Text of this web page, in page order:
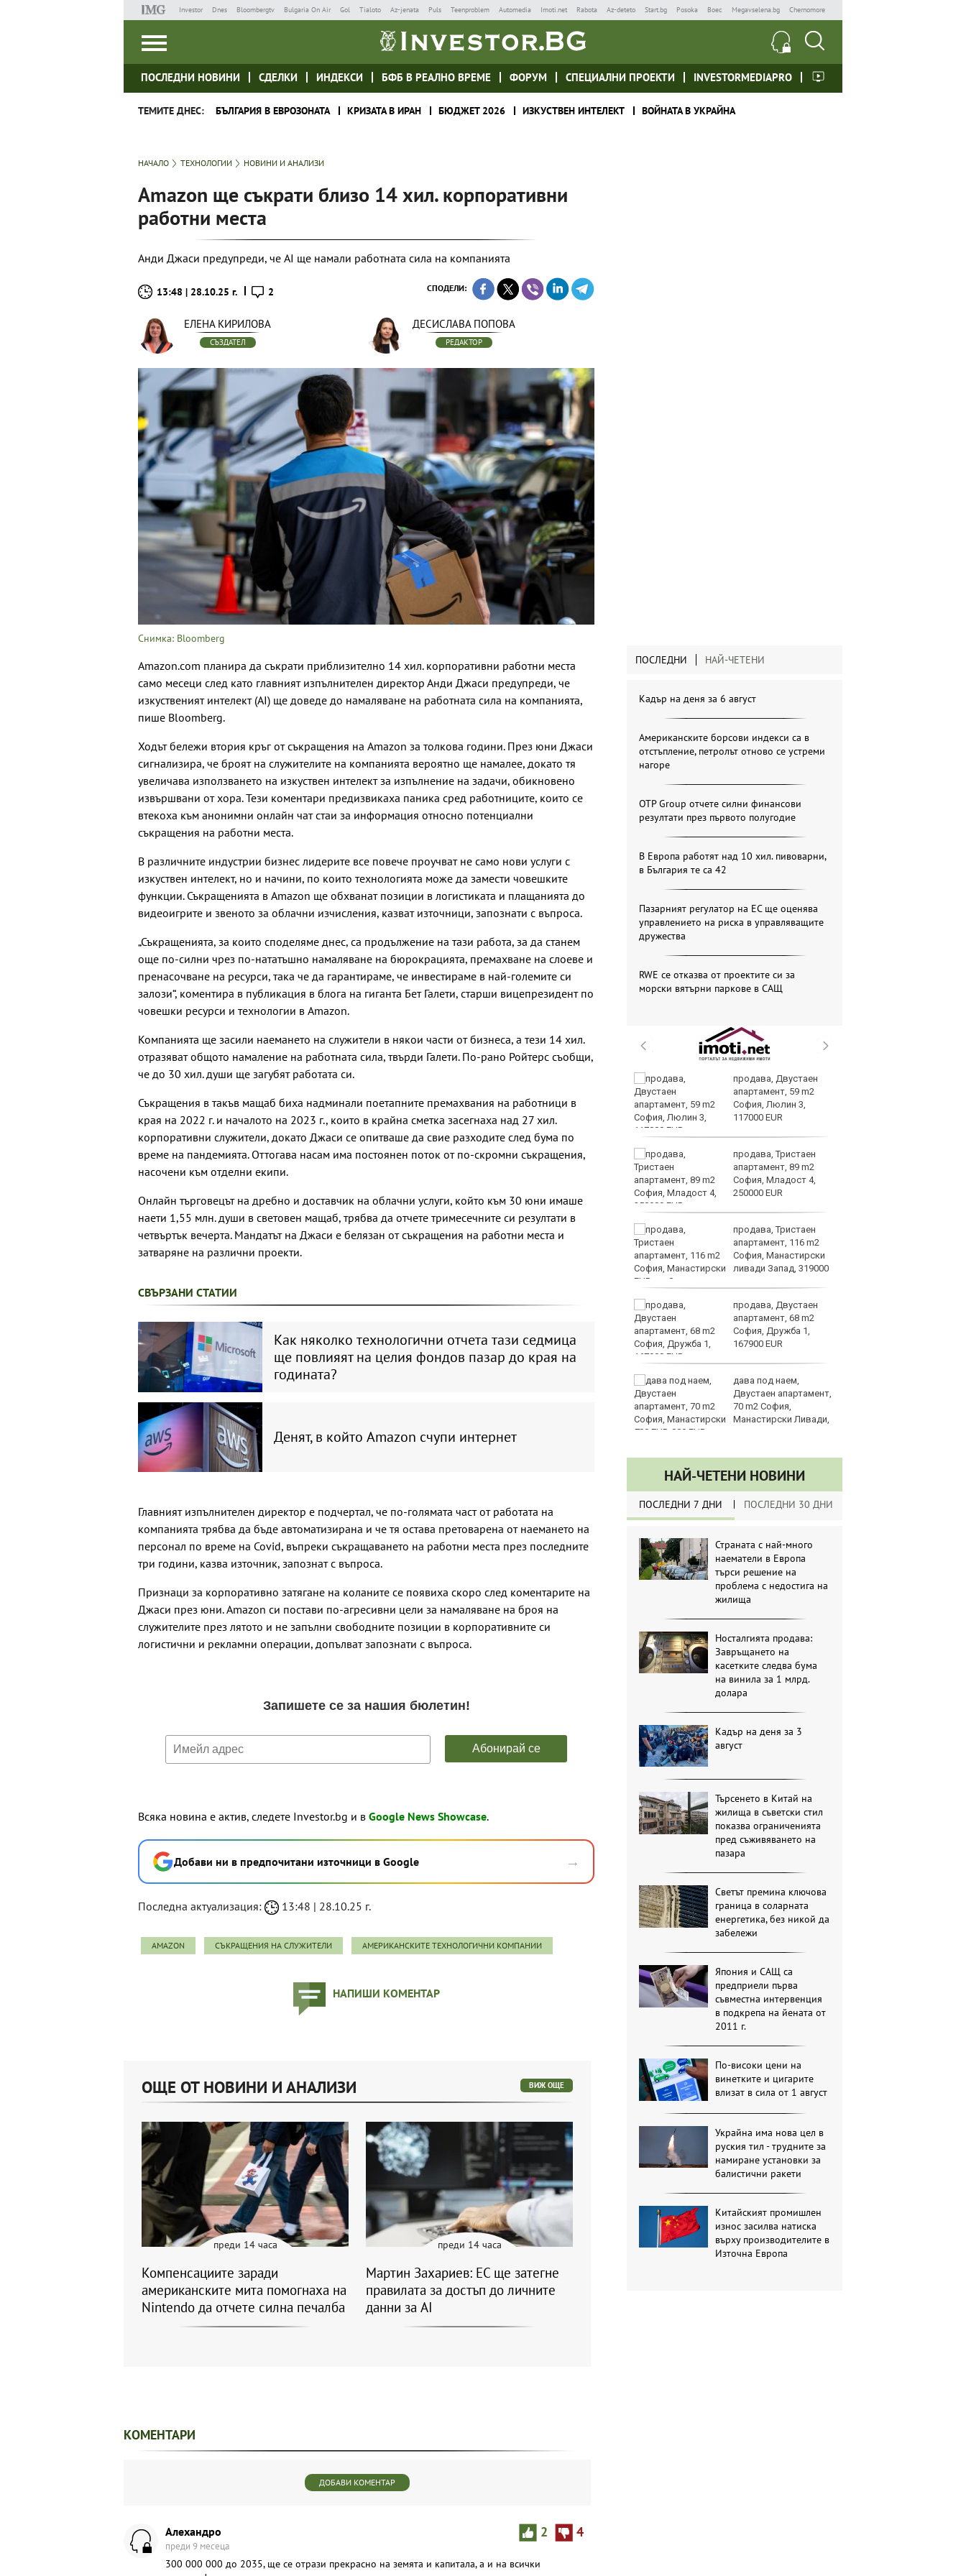
Investor Dnes Bloombergtv Bulgaria On Air Gol Tialoto Az-jenata Puls Teenproblem Automedia Imoti.net Rabota Az-deteto Start.bg Posoka Boec Megavselena.bg Chernomore
ПОСЛЕДНИ НОВИНИ СДЕЛКИ ИНДЕКСИ БФБ В РЕАЛНО ВРЕМЕ ФОРУМ СПЕЦИАЛНИ ПРОЕКТИ INVESTORMEDIAPRO
ТЕМИТЕ ДНЕС: БЪЛГАРИЯ В ЕВРОЗОНАТА КРИЗАТА В ИРАН БЮДЖЕТ 2026 ИЗКУСТВЕН ИНТЕЛЕКТ ВОЙНАТА В УКРАЙНА
НАЧАЛО ТЕХНОЛОГИИ НОВИНИ И АНАЛИЗИ
Amazon ще съкрати близо 14 хил. корпоративни
работни места
Анди Джаси предупреди, че AI ще намали работната сила на компанията
13:48 | 28.10.25 г. 2 СПОДЕЛИ:
ЕЛЕНА КИРИЛОВА
СЪЗДАТЕЛ
ДЕСИСЛАВА ПОПОВА
РЕДАКТОР
Снимка: Bloomberg
Amazon.com планира да съкрати приблизително 14 хил. корпоративни работни места
само месеци след като главният изпълнителен директор Анди Джаси предупреди, че
изкуственият интелект (AI) ще доведе до намаляване на работната сила на компанията,
пише Bloomberg.
Ходът бележи втория кръг от съкращения на Amazon за толкова години. През юни Джаси
сигнализира, че броят на служителите на компанията вероятно ще намалее, докато тя
увеличава използването на изкуствен интелект за изпълнение на задачи, обикновено
извършвани от хора. Тези коментари предизвикаха паника сред работниците, които се
втекоха към анонимни онлайн чат стаи за информация относно потенциални
съкращения на работни места.
В различните индустрии бизнес лидерите все повече проучват не само нови услуги с
изкуствен интелект, но и начини, по които технологията може да замести човешките
функции. Съкращенията в Amazon ще обхванат позиции в логистиката и плащанията до
видеоигрите и звеното за облачни изчисления, казват източници, запознати с въпроса.
„Съкращенията, за които споделяме днес, са продължение на тази работа, за да станем
още по-силни чрез по-нататъшно намаляване на бюрокрацията, премахване на слоеве и
пренасочване на ресурси, така че да гарантираме, че инвестираме в най-големите си
залози“, коментира в публикация в блога на гиганта Бет Галети, старши вицепрезидент по
човешки ресурси и технологии в Amazon.
Компанията ще засили наемането на служители в някои части от бизнеса, а тези 14 хил.
отразяват общото намаление на работната сила, твърди Галети. По-рано Ройтерс съобщи,
че до 30 хил. души ще загубят работата си.
Съкращения в такъв мащаб биха надминали поетапните премахвания на работници в
края на 2022 г. и началото на 2023 г., които в крайна сметка засегнаха над 27 хил.
корпоративни служители, докато Джаси се опитваше да свие разходите след бума по
време на пандемията. Оттогава насам има постоянен поток от по-скромни съкращения,
насочени към отделни екипи.
Онлайн търговецът на дребно и доставчик на облачни услуги, който към 30 юни имаше
наети 1,55 млн. души в световен мащаб, трябва да отчете тримесечните си резултати в
четвъртък вечерта. Мандатът на Джаси е белязан от съкращения на работни места и
затваряне на различни проекти.
СВЪРЗАНИ СТАТИИ
Как няколко технологични отчета тази седмица
ще повлияят на целия фондов пазар до края на
годината?
Денят, в който Amazon счупи интернет
Главният изпълнителен директор е подчертал, че по-голямата част от работата на
компанията трябва да бъде автоматизирана и че тя остава претоварена от наемането на
персонал по време на Covid, въпреки съкращаването на работни места през последните
три години, казва източник, запознат с въпроса.
Признаци за корпоративно затягане на коланите се появиха скоро след коментарите на
Джаси през юни. Amazon си постави по-агресивни цели за намаляване на броя на
служителите през лятото и не запълни свободните позиции в корпоративните си
логистични и рекламни операции, допълват запознати с въпроса.
Всяка новина е актив, следете Investor.bg и в Google News Showcase.
Добави ни в предпочитани източници в Google →
Последна актуализация: 13:48 | 28.10.25 г.
AMAZON СЪКРАЩЕНИЯ НА СЛУЖИТЕЛИ АМЕРИКАНСКИТЕ ТЕХНОЛОГИЧНИ КОМПАНИИ
НАПИШИ КОМЕНТАР
ПОСЛЕДНИ НАЙ-ЧЕТЕНИ
Кадър на деня за 6 август
Американските борсови индекси са в
отстъпление, петролът отново се устреми
нагоре
OTP Group отчете силни финансови
резултати през първото полугодие
В Европа работят над 10 хил. пивоварни,
в България те са 42
Пазарният регулатор на ЕС ще оценява
управлението на риска в управляващите
дружества
RWE се отказва от проектите си за
морски вятърни паркове в САЩ
(Мадрид)
ЦСКА удари с 3:0
голямо име в
Златото стигна до
продава, Двустаен
апартамент, 59 m2
София, Люлин 3,
117000 EUR
продава, Тристаен
апартамент, 89 m2
София, Младост 4,
250000 EUR
продава, Тристаен
апартамент, 116 m2
София, Манастирски
ливади Запад, 319000
EUR
продава, Двустаен
апартамент, 68 m2
София, Дружба 1,
167900 EUR
дава под наем,
Двустаен апартамент,
70 m2 София,
Манастирски Ливади,
800 EUR
НАЙ-ЧЕТЕНИ НОВИНИ
ПОСЛЕДНИ 7 ДНИ ПОСЛЕДНИ 30 ДНИ
Страната с най-много
наематели в Европа
търси решение на
проблема с недостига на
жилища
Носталгията продава:
Завръщането на
касетките следва бума
на винила за 1 млрд.
долара
Кадър на деня за 3
август
Търсенето в Китай на
жилища в съветски стил
показва ограниченията
пред съживяването на
пазара
Светът премина ключова
граница в соларната
енергетика, без никой да
забележи
Япония и САЩ са
предприели първа
съвместна интервенция
в подкрепа на йената от
2011 г.
По-високи цени на
винетките и цигарите
влизат в сила от 1 август
Украйна има нова цел в
руския тил - трудните за
намиране установки за
балистични ракети
Китайският промишлен
износ засилва натиска
върху производителите в
Източна Европа
ОЩЕ ОТ НОВИНИ И АНАЛИЗИ ВИЖ ОЩЕ
преди 14 часа
Компенсациите заради
американските мита помогнаха на
Nintendo да отчете силна печалба
преди 14 часа
Мартин Захариев: ЕС ще затегне
правилата за достъп до личните
данни за AI
КОМЕНТАРИ
ДОБАВИ КОМЕНТАР
2 4
Aлexaндpo
преди 9 месеца
300 000 000 до 2035, ще се отрази прекрасно на земята и капитала, а и на всички